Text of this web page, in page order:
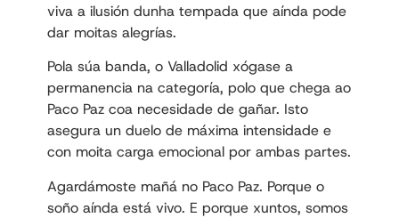
viva a ilusión dunha tempada que aínda pode
dar moitas alegrías.
Pola súa banda, o Valladolid xógase a
permanencia na categoría, polo que chega ao
Paco Paz coa necesidade de gañar. Isto
asegura un duelo de máxima intensidade e
con moita carga emocional por ambas partes.
Agardámoste mañá no Paco Paz. Porque o
soño aínda está vivo. E porque xuntos, somos